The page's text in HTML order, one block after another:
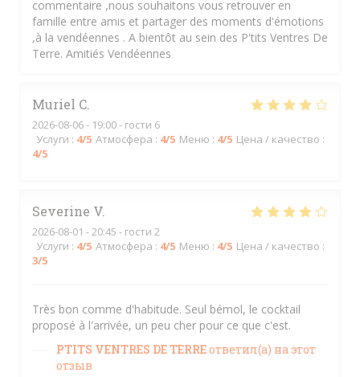
commentaire ,nous souhaitons vous retrouver en
famille entre amis et partager des moments d'émotions
,à la vendéennes . A bientôt au sein des P'tits Ventres De
Terre. Amitiés Vendéennes
Muriel C
2026-08-06- 19:00 - гости 6
Услуги : 4/5 Атмосфера : 4/5 Меню : 4/5 Цена / качество :
4/5
Severine V
2026-08-01 - 20:45 - гости 2
Услуги : 4/5 Атмосфера : 4/5 Меню : 4/5 Цена / качество :
3/5
Très bon comme d'habitude. Seul bémol, le cocktail
proposé à l'arrivée, un peu cher pour ce que c'est.
PTITS VENTRES DE TERREответил(а) на этот
отзыв